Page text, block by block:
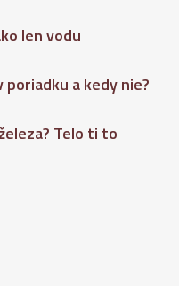
len vodu
a kedy nie?
Telo ti to